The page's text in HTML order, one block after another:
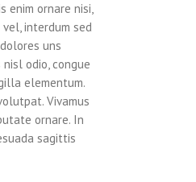
enim ornare nisi,
interdum sed
uns
odio, congue
elementum.
Vivamus
ornare. In
sagittis